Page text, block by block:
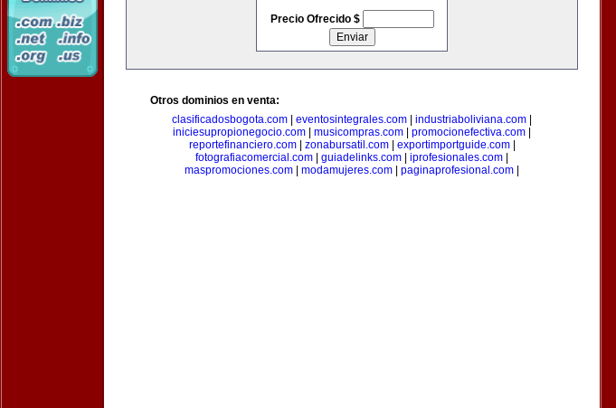
Precio Ofrecido $
Otros dominios en venta:
clasificadosbogota.com
eventosintegrales.com industriaboliviana.com
iniciesupropionegocio.com
musicompras.com promocionefectiva.com
reportefinanciero.com| zonabursatil.com| exportimportguide.com|
fotografiacomercial.com
guiadelinks.com iprofesionales.com
maspromociones.com
modamujeres.com paginaprofesional.com